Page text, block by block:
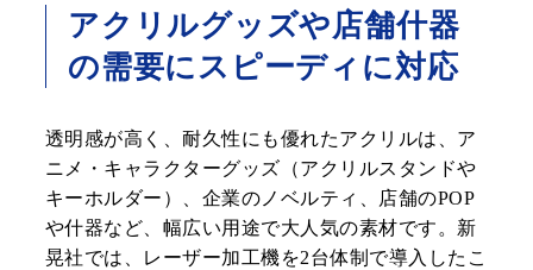
アクリルグッズや店舗什器
の需要にスピーディに対応
透明感が高く、耐久性にも優れたアクリルは、ア
ニメ・キャラクターグッズ（アクリルスタンドや
キーホルダー）、企業のノベルティ、店舗のPOP
や什器など、幅広い用途で大人気の素材です。新
晃社では、レーザー加工機を2台体制で導入したこ